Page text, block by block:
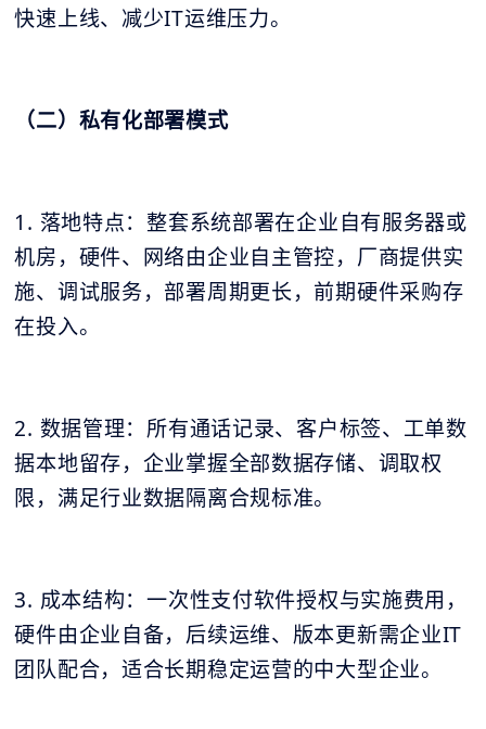
快速上线、减少IT运维压力。
（二）私有化部署模式
1. 落地特点：整套系统部署在企业自有服务器或
机房，硬件、网络由企业自主管控，厂商提供实
施、调试服务，部署周期更长，前期硬件采购存
在投入。
2. 数据管理：所有通话记录、客户标签、工单数
据本地留存，企业掌握全部数据存储、调取权
限，满足行业数据隔离合规标准。
3. 成本结构：一次性支付软件授权与实施费用，
硬件由企业自备，后续运维、版本更新需企业IT
团队配合，适合长期稳定运营的中大型企业。